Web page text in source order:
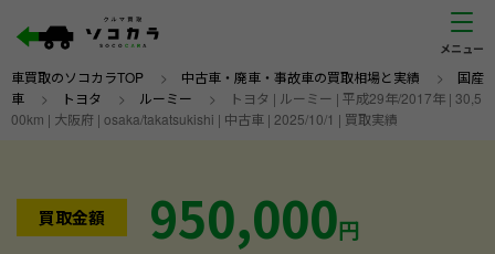
車買取のソコカラTOP > 中古車・廃車・事故車の買取相場と実績 > 国産
車 > トヨタ > ルーミー >
トヨタ | ルーミー | 平成29年/2017年 | 30,5
00km | 大阪府 | osaka/takatsukishi | 中古車 | 2025/10/1 | 買取実績
買取金額 950,000円